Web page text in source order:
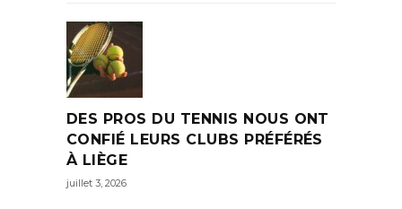
DES PROS DU TENNIS NOUS ONT
CONFIÉ LEURS CLUBS PRÉFÉRÉS
À LIÈGE
juillet 3, 2026